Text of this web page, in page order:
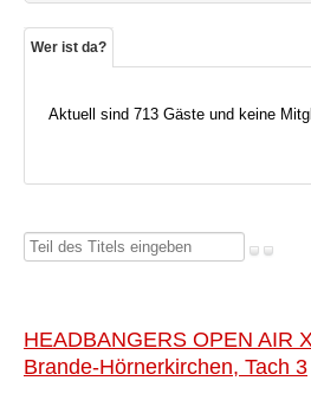
Wer ist da?
Aktuell sind 713 Gäste und keine
Teil
eingeben
HEADBANGERS OPEN AIR
Brande-Hörnerkirchen, Tach 3